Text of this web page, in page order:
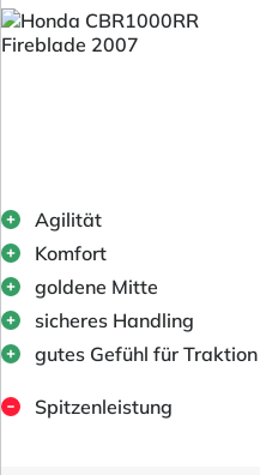
Agilität
Komfort
goldene Mitte
sicheres Handling
gutes Gefühl für Traktion
Spitzenleistung